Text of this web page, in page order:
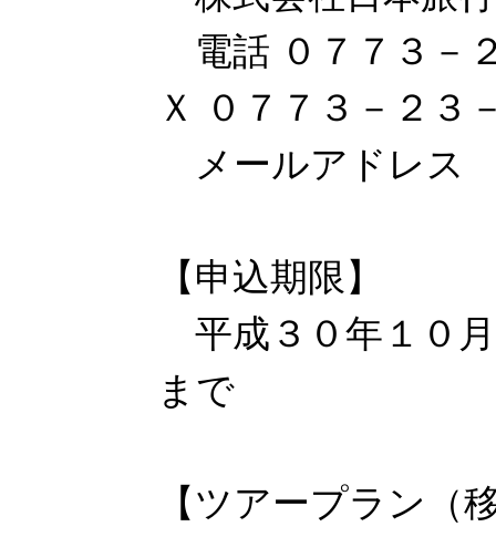
電話 ０７７３
Ｘ ０７７３－２３
メールアドレ
【申込期限】
平成３０年１０
まで
【ツアープラン（